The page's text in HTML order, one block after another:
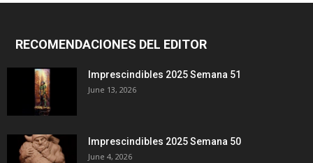
RECOMENDACIONES DEL EDITOR
Imprescindibles 2025 Semana 51
June 13, 2026
Imprescindibles 2025 Semana 50
June 4, 2026